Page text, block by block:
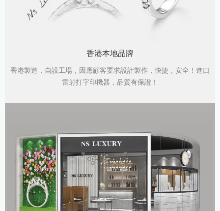
香港本地品牌
香港製造，自設工場，因應顧客要求設計製作，快捷，安全！進口
雷射打字印機器，品質有保證！